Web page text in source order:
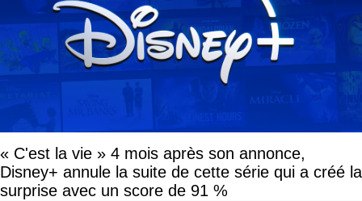
« C'est la vie » 4 mois après son annonce,
Disney+ annule la suite de cette série qui a créé la
surprise avec un score de 91 %